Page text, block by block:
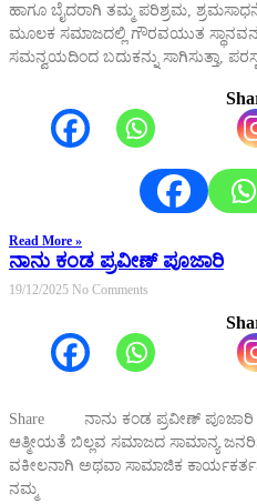
ಹಾಗೂ ಬೈದರಾಗಿ ತಮ್ಮ ಪರಿಶ್ರಮ,
ಮೂಲಕ ಸಮಾಜದಲ್ಲಿ ಗೌರವಯುತ
ಸಮನ್ವಯದಿಂದ ಬದುಕನ್ನು ಸಾಗಿಸುತ್ತಾ,
Read More »
ನಾನು ಕಂಡ ಪ್ರವೀಣ್ ಪೂಜಾರಿ
19/12/2025 No Comments
Share ನಾನು ಕಂಡ ಪ್ರವೀಣ್ ಪೂಜಾರಿ
ಆತ್ಮೀಯತೆ ಬಿಲ್ಲವ ಸಮಾಜದ ಸಾಮಾನ್ಯ
ವಕೀಲನಾಗಿ ಅಥವಾ ಸಾಮಾಜಿಕ
ನಮ್ಮ